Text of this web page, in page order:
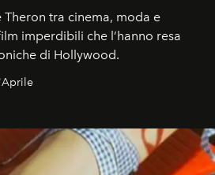
Theron tra cinema, moda e
imperdibili che l’hanno resa
di Hollywood.